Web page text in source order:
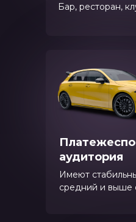
аудитория
Имеют
средний и выше
Бар, ресторан,